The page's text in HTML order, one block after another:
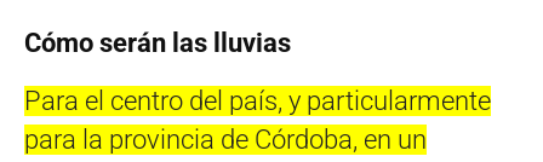
Cómo serán las lluvias
Para el centro del país, y particularmente
para la provincia de Córdoba, en un